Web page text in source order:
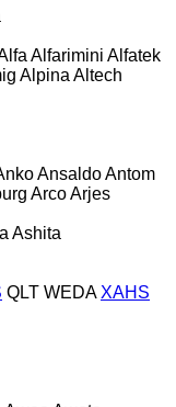
Alfarimini Alfatek
Alpina Altech
AnsaldoAntom
ArcoArjes
Ashita
QLT WEDA XAHS